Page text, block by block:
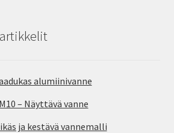
alumiinivanne
– Näyttävä vanne
ja kestävä vannemalli